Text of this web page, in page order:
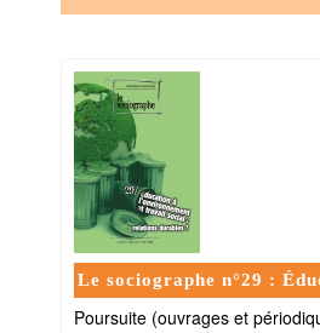
Le sociographe n°29 :
Poursuite (ouvrages et